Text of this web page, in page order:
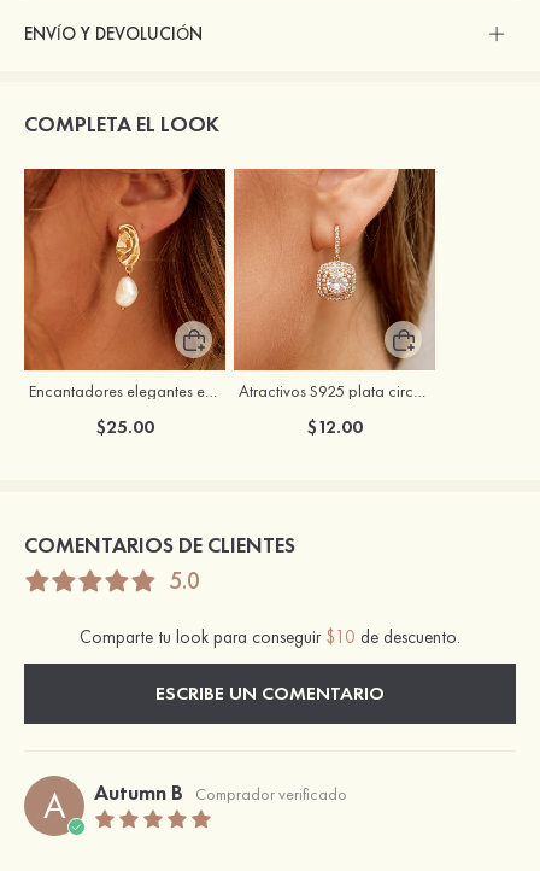
ENVÍO Y DEVOLUCIÓN
COMPLETA EL LOOK
Encantadores elegantes exquisitez S925 plata pendientes
$25.00
Atractivos S925 plata circón pendientes
$12.00
COMENTARIOS DE CLIENTES
5.0
Comparte tu look para conseguir $10 de descuento.
ESCRIBE UN COMENTARIO
A Autumn B Comprador verificado